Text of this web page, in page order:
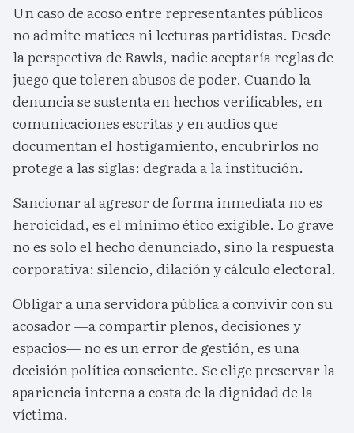
Un caso de acoso entre representantes públicos
no admite matices ni lecturas partidistas. Desde
la perspectiva de Rawls, nadie aceptaría reglas de
juego que toleren abusos de poder. Cuando la
denuncia se sustenta en hechos verificables, en
comunicaciones escritas y en audios que
documentan el hostigamiento, encubrirlos no
protege a las siglas: degrada a la institución.
Sancionar al agresor de forma inmediata no es
heroicidad, es el mínimo ético exigible. Lo grave
no es solo el hecho denunciado, sino la respuesta
corporativa: silencio, dilación y cálculo electoral.
Obligar a una servidora pública a convivir con su
acosador —a compartir plenos, decisiones y
espacios— no es un error de gestión, es una
decisión política consciente. Se elige preservar la
apariencia interna a costa de la dignidad de la
víctima.